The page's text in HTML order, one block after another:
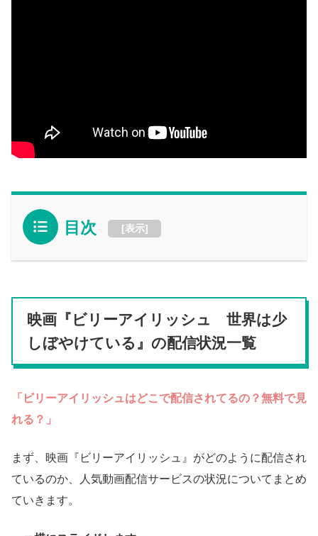
目次 [表示]
映画『ビリーアイリッシュ 世界は少
しぼやけている』の配信状況一覧
「ビリーアイリッシュはどこで配信されてるの？無料で見
れる？」
まず、映画『ビリーアイリッシュ』がどのように配信され
ているのか、人気動画配信サービスの状況についてまとめ
ていきます。